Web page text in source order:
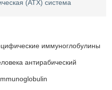
(АТХ) система
иммуноглобулины
антирабический